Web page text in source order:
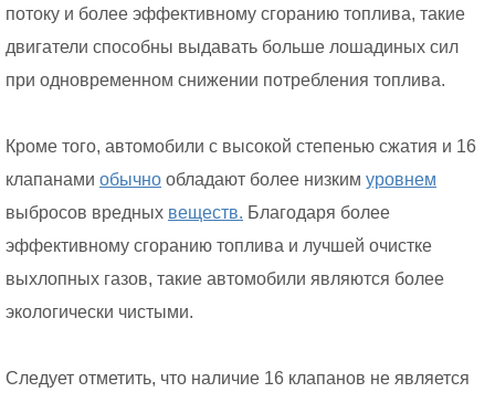
потоку и более эффективному сгоранию топлива, такие
двигатели способны выдавать больше лошадиных сил
при одновременном снижении потребления топлива.
Кроме того, автомобили с высокой степенью сжатия и 16
клапанами обычно обладают более низким уровнем
выбросов вредных веществ. Благодаря более
эффективному сгоранию топлива и лучшей очистке
выхлопных газов, такие автомобили являются более
экологически чистыми.
Следует отметить, что наличие 16 клапанов не является